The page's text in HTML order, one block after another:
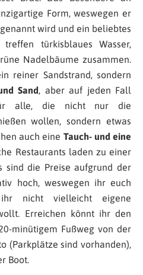
Form, weswegen er
genannt wird und ein beliebtes
türkisblaues Wasser,
Nadelbäume zusammen.
reiner Sandstrand, sondern
Sand , aber auf jeden Fall
alle, die nicht nur die
wollen, sondern etwas
auch eine Tauch- und eine
Restaurants laden zu einer
sind die Preise aufgrund der
hoch, weswegen ihr euch
nicht vielleicht eigene
Erreichen könnt ihr den
minütigem Fußweg von der
(Parkplätze sind vorhanden),
Boot.